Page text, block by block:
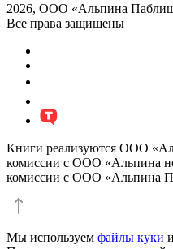
2026, ООО «Альпина
Все права защищены
Книги реализуются ООО
комиссии с ООО «Альпина
комиссии с ООО «Альпина
Мы используем файлы куки и